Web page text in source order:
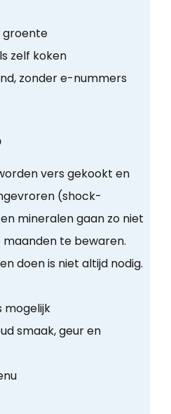
groente
zelf koken
zonder e-nummers
vers gekookt en
(shock-
mineralen gaan zo niet
te bewaren.
doen is niet altijd nodig.
mogelijk
smaak, geur en